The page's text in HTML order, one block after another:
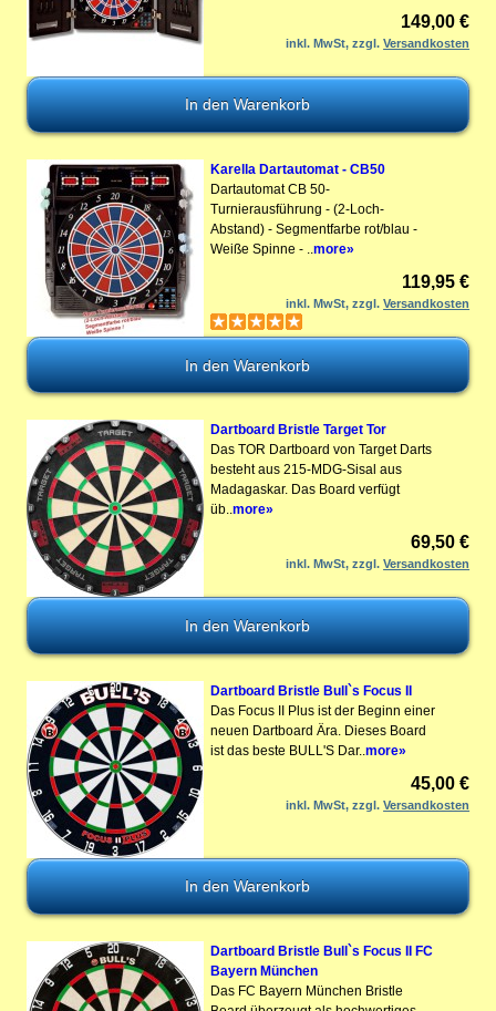
149,00 €
inkl. MwSt, zzgl.Versandkosten
Karella Dartautomat - CB50
Dartautomat CB 50-
Turnierausführung - (2-Loch-
Abstand) - Segmentfarbe rot/blau -
Weiße Spinne - ..more»
119,95 €
inkl. MwSt, zzgl.Versandkosten
Dartboard Bristle Target Tor
Das TOR Dartboard von Target Darts
besteht aus 215-MDG-Sisal aus
Madagaskar. Das Board verfügt
üb..more»
69,50 €
inkl. MwSt, zzgl.Versandkosten
Dartboard Bristle Bull`s Focus II
Das Focus II Plus ist der Beginn einer
neuen Dartboard Ära. Dieses Board
ist das beste BULL'S Dar.. more»
45,00 €
inkl. MwSt, zzgl.Versandkosten
Dartboard Bristle Bull`s Focus II FC
Bayern München
Das FC Bayern München Bristle